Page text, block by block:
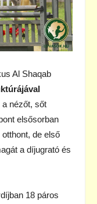
Al Shaqab
nézőt, sőt
elsősorban
de első
a díjugrató és
18 páros